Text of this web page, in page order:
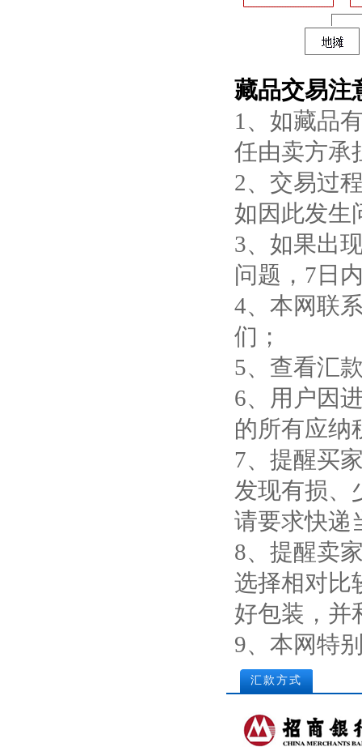
藏品交易注
1、如藏品
任由卖方承
2、交易过
如因此发生
3、如果出
问题，7日
4、本网联
们；
5、查看汇
6、用户因
的所有应纳
7、提醒买
发现有损、
请要求快递
8、提醒卖
选择相对比
好包装，并
9、本网特
汇款方式